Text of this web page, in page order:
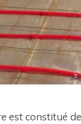
est constitué